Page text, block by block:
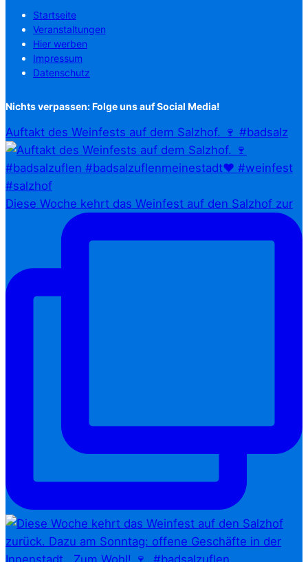
Startseite
Veranstaltungen
Hier werben
Impressum
Datenschutz
Nichts verpassen: Folge uns auf Social Media!
Auftakt des Weinfests auf dem Salzhof. 🍷 #badsalz
Diese Woche kehrt das Weinfest auf den Salzhof zur